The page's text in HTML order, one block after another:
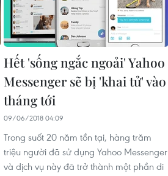
Hết 'sống ngắc ngoải' Yahoo
Messenger sẽ bị 'khai tử' vào
tháng tới
09/06/2018 04:09
Trong suốt 20 năm tồn tại, hàng trăm
triệu người đã sử dụng Yahoo Messenger
và dịch vụ này đã trở thành một phần di